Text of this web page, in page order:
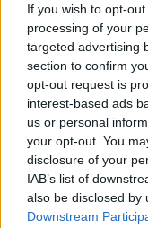
If you wish to opt-
processing of your
targeted advertising
section to confirm
opt-out request is
interest-based ads
us or personal
your opt-out. You
disclosure of your
IAB’s list of
also be disclosed by
Downstream
Aukció helye: II.
Tételszám: 20
Eladó adatai